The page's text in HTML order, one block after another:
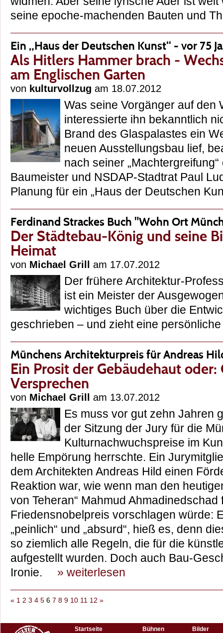
seine epoche-machenden Bauten und
Ein „Haus der Deutschen Kunst“ - vor 75
Als Hitlers Hammer brach -
am Englischen Garten
von kulturvollzug am 18.07.2012
Was seine Vorgänger auf den
interessierte ihn bekanntlich
Brand des Glaspalastes ein
neuen Ausstellungsbau lief,
nach seiner
Baumeister und NSDAP-Stadtrat Paul
Planung für ein „Haus der Deutschen
Ferdinand Strackes Buch "Wohn Ort
Der Städtebau-König und seine
Heimat
von Michael Grill am 17.07.2012
Der frühere Architektur-
ist ein Meister der
wichtiges Buch über die
geschrieben – und zieht eine
Münchens Architekturpreis für Andreas
Ein Prosit der Gebäudehaut oder:
Versprechen
von Michael Grill am 13.07.2012
Es muss vor gut zehn Jahren
der Sitzung der Jury für die
Kulturnachwuchspreise im
helle Empörung herrschte. Ein
dem Architekten Andreas Hild einen
Reaktion war, wie wenn man den
von Teheran“ Mahmud Ahmadinedschad
Friedensnobelpreis vorschlagen würde:
„peinlich“ und „absurd“, hieß es, denn
so ziemlich alle Regeln, die für die
aufgestellt wurden. Doch auch Bau-
Ironie. » weiterlesen
« 1 2 3 4 5 6 7 8 9 10 11 12 »
Startseite
Bühnen
Bilder